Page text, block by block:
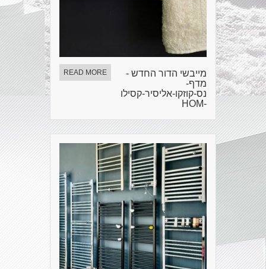
מייבשי הדור החדש -
מדף-
נס-קוזקו-אליסיר-קסילו
-HOM
READ MORE